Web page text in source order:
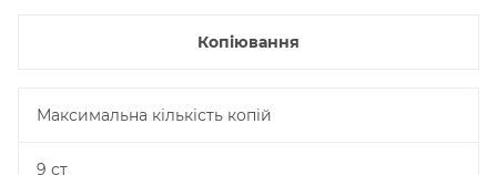
Копіювання
Максимальна кількість копій
9 ст